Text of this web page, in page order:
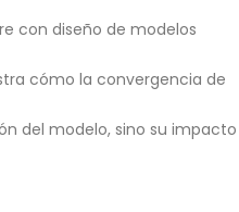
con diseño de modelos
cómo la convergencia de
del modelo, sino su impacto